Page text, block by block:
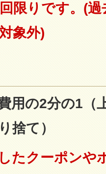
限りです。(過
象外)
用の2分の1（
捨て）
たクーポンや